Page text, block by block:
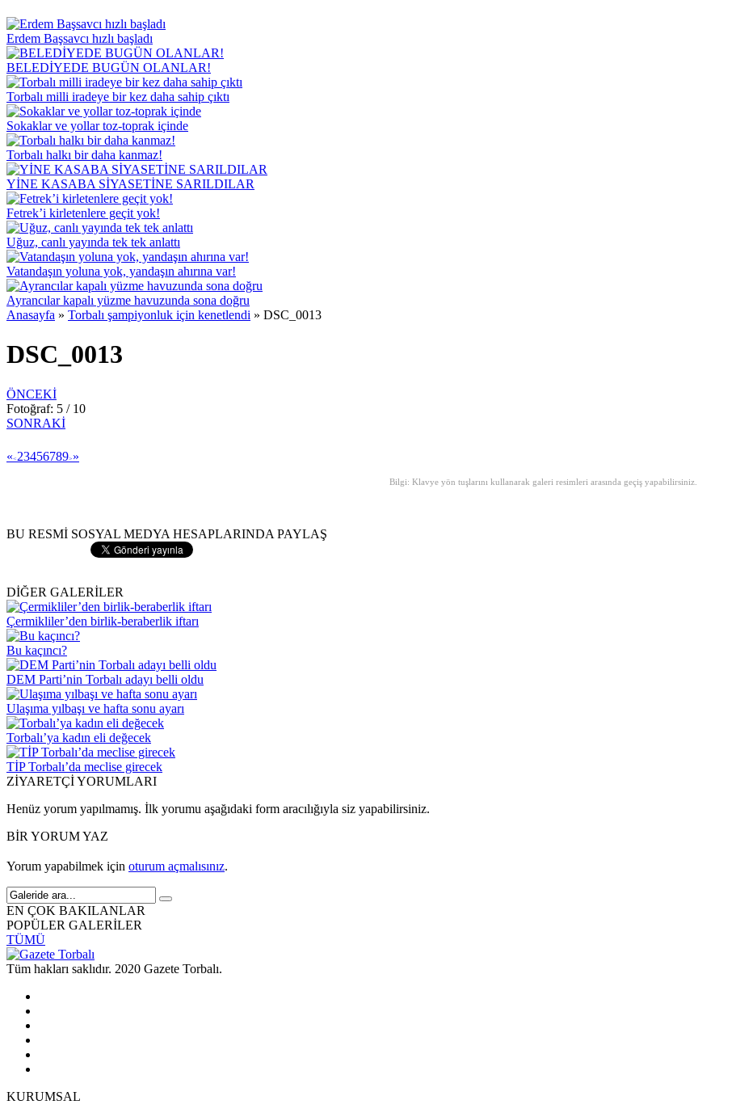
Erdem Başsavcı hızlı başladı
BELEDİYEDE BUGÜN OLANLAR!
Torbalı milli iradeye bir kez daha sahip çıktı
Sokaklar ve yollar toz-toprak içinde
Torbalı halkı bir daha kanmaz!
YİNE KASABA SİYASETİNE SARILDILAR
Fetrek’i kirletenlere geçit yok!
Uğuz, canlı yayında tek tek anlattı
Vatandaşın yoluna yok, yandaşın ahırına var!
Ayrancılar kapalı yüzme havuzunda sona doğru
Anasayfa » Torbalı şampiyonluk için kenetlendi » DSC_0013
DSC_0013
ÖNCEKİ
Fotoğraf: 5 / 10
SONRAKİ
«< 23456789> »
Bilgi: Klavye yön tuşlarını kullanarak galeri resimleri arasında geçiş yapabilirsiniz.
BU RESMİ SOSYAL MEDYA HESAPLARINDA PAYLAŞ
DİĞER GALERİLER
Çermikliler’den birlik-beraberlik iftarı
Bu kaçıncı?
DEM Parti’nin Torbalı adayı belli oldu
Ulaşıma yılbaşı ve hafta sonu ayarı
Torbalı’ya kadın eli değecek
TİP Torbalı’da meclise girecek
ZİYARETÇİ YORUMLARI
Henüz yorum yapılmamış. İlk yorumu aşağıdaki form aracılığıyla siz yapabilirsiniz.
BİR YORUM YAZ
Yorum yapabilmek için oturum açmalısınız.
EN ÇOK BAKILANLAR
POPÜLER GALERİLER
TÜMÜ
Tüm hakları saklıdır. 2020 Gazete Torbalı.
KURUMSAL